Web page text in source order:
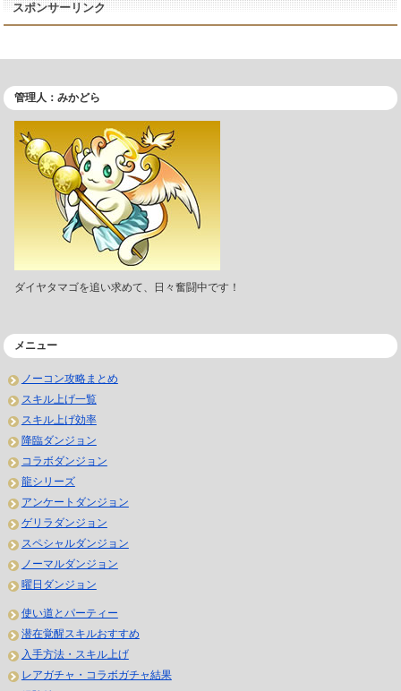
スポンサーリンク
管理人：みかどら
ダイヤタマゴを追い求めて、日々奮闘中です！
メニュー
ノーコン攻略まとめ
スキル上げ一覧
スキル上げ効率
降臨ダンジョン
コラボダンジョン
龍シリーズ
アンケートダンジョン
ゲリラダンジョン
スペシャルダンジョン
ノーマルダンジョン
曜日ダンジョン
使い道とパーティー
潜在覚醒スキルおすすめ
入手方法・スキル上げ
レアガチャ・コラボガチャ結果